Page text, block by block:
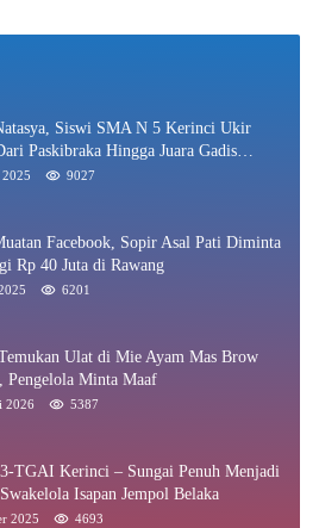
Siswi SMA N 5 Kerinci Ukir
Paskibraka Hingga Juara Gadis
2025 9027
Facebook, Sopir Asal Pati Diminta
Rp 40 Juta di Rawang
6201
Ulat di Mie Ayam Mas Brow
Pengelola Minta Maaf
2026 5387
TGAI Kerinci – Sungai Penuh Menjadi
Isapan Jempol Belaka
2025 4693